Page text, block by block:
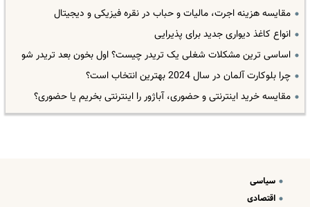
مقایسه هزینه اجرت، مالیات و حباب در نقره فیزیکی و دیجیتال
انواع کاغذ دیواری جدید برای پذیرایی
اساسی ترین مشکلات شغلی یک تریدر چیست؟ اول بخون بعد تریدر شو
چرا بلوکارت آلمان در سال 2024 بهترین انتخاب است؟
مقایسه خرید اینترنتی و حضوری، آباژور را اینترنتی بخریم یا حضوری؟
سیاسی
اقتصادی